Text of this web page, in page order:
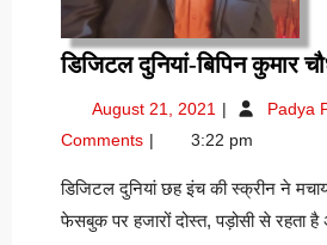
डिजिटल दुनियां-बिपिन कुमार
August 21, 2021 August
2021
Padya
Comments
3:22 pm
डिजिटल दुनियां छह इंच की स्क्रीन ने
फेसबुक पर हजारों दोस्त, पड़ोसी से रहता